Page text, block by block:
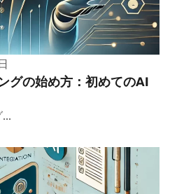
グの始め方：初めてのAI